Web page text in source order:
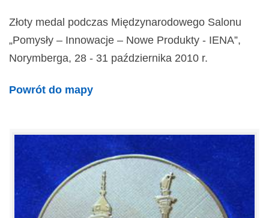
Złoty medal podczas Międzynarodowego Salonu
„Pomysły – Innowacje – Nowe Produkty - IENA”,
Norymberga, 28 - 31 października 2010 r.
Powrót do mapy